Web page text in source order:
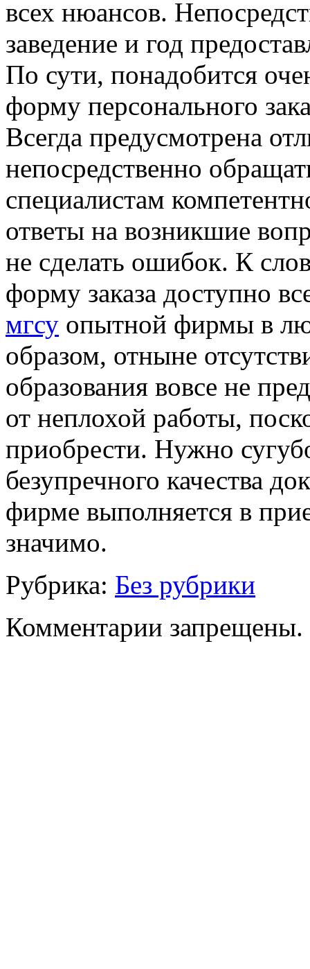
всех нюансов.
заведение и год
По сути, понадобится
форму персонального
Всегда предусмотрена
непосредственно
специалистам
ответы на возникшие
не сделать ошибок. К
форму заказа доступно
мгсу опытной фирмы в
образом, отныне
образования вовсе не
от неплохой работы,
приобрести. Нужно
безупречного качества
фирме выполняется в
значимо.
Рубрика: Без рубрики
Комментарии запрещены.